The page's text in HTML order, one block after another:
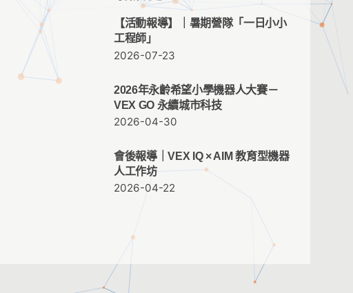
【活動報導】｜暑期營隊「一日小小
工程師」
2026-07-23
2026年永齡希望小學機器人大賽－
VEX GO 永續城市科技
2026-04-30
會後報導｜VEX IQ × AIM 教育型機器
人工作坊
2026-04-22